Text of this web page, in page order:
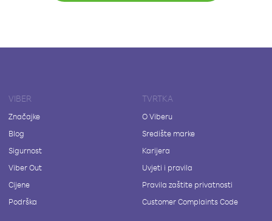
VIBER
Značajke
Blog
Sigurnost
Viber Out
Cijene
Podrška
TVRTKA
O Viberu
Središte marke
Karijera
Uvjeti i pravila
Pravila zaštite privatnosti
Customer Complaints Code